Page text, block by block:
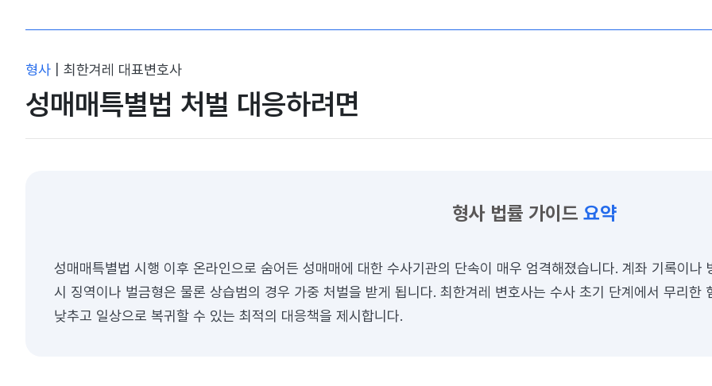
형사 최한겨레 대표변호사
성매매특별법 처벌 대응하려면
형사 법률 가이드 요약
성매매특별법 시행 이후 온라인으로 숨어든 성매매에 대한 수사기관의 단속이 매우 엄격해졌습니다. 계좌 기록이
시 징역이나 벌금형은 물론 상습범의 경우 가중 처벌을 받게 됩니다. 최한겨레 변호사는 수사 초기 단계에서 무리한
낮추고 일상으로 복귀할 수 있는 최적의 대응책을 제시합니다.